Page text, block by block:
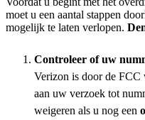
moet u een aantal stappen
mogelijk te laten verlopen.
Controleer of uw
Verizon is door de
aan uw verzoek tot
weigeren als u nog een